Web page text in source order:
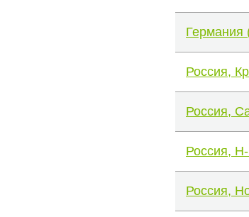
Германия
Россия,
Россия,
Россия,
Россия,